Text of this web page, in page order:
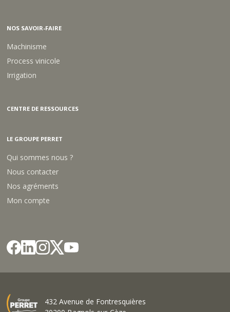
NOS SAVOIR-FAIRE
Machinisme
Process vinicole
Irrigation
CENTRE DE RESSOURCES
LE GROUPE PERRET
Qui sommes nous ?
Nous contacter
Nos agréments
Mon compte
432 Avenue de Fontresquières